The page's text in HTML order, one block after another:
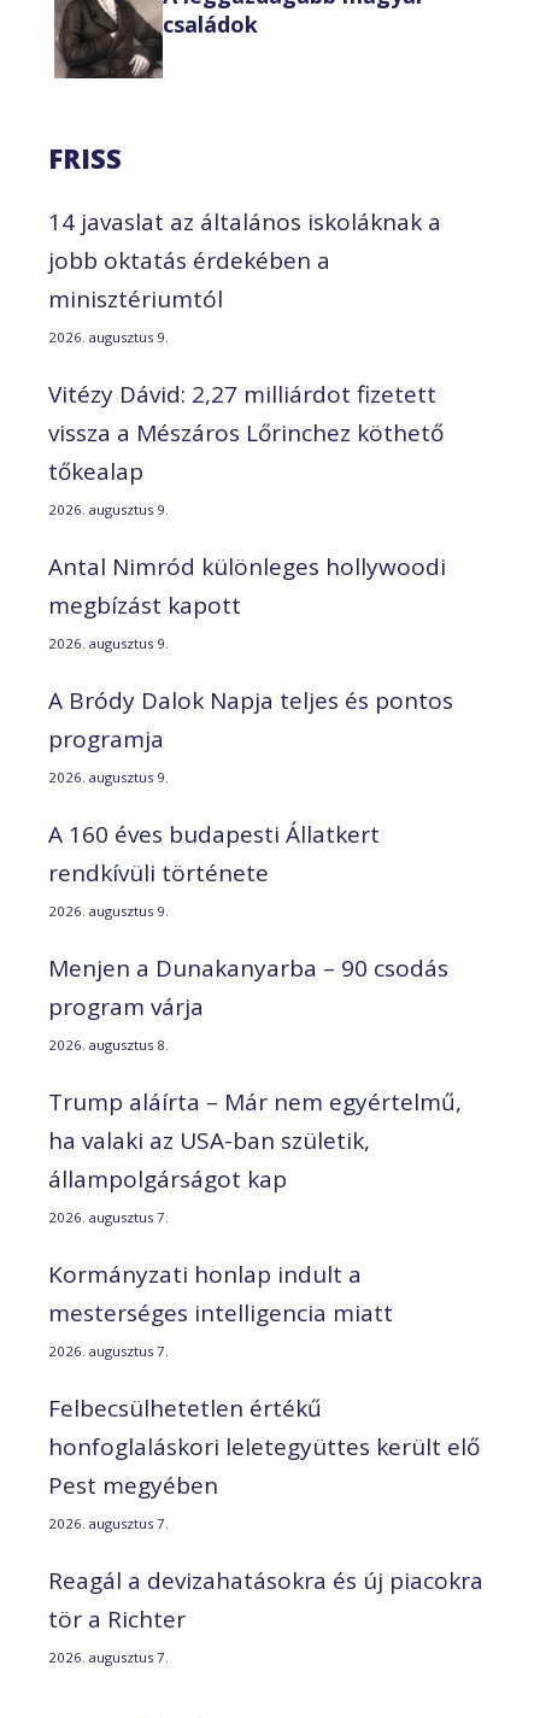
családok
FRISS
14 javaslat az általános iskoláknak a
jobb oktatás érdekében a
minisztériumtól
2026. augusztus 9.
Vitézy Dávid: 2,27 milliárdot fizetett
vissza a Mészáros Lőrinchez köthető
tőkealap
2026. augusztus 9.
Antal Nimród különleges hollywoodi
megbízást kapott
2026. augusztus 9.
A Bródy Dalok Napja teljes és pontos
programja
2026. augusztus 9.
A 160 éves budapesti Állatkert
rendkívüli története
2026. augusztus 9.
Menjen a Dunakanyarba – 90 csodás
program várja
2026. augusztus 8.
Trump aláírta – Már nem egyértelmű,
ha valaki az USA-ban születik,
állampolgárságot kap
2026. augusztus 7.
Kormányzati honlap indult a
mesterséges intelligencia miatt
2026. augusztus 7.
Felbecsülhetetlen értékű
honfoglaláskori leletegyüttes került elő
Pest megyében
2026. augusztus 7.
Reagál a devizahatásokra és új piacokra
tör a Richter
2026. augusztus 7.